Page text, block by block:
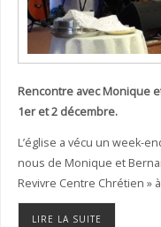
Rencontre avec Monique
1er et 2 décembre.
L’église a vécu un week-
nous de Monique et
Revivre Centre Chrétien »
LIRE LA SUITE